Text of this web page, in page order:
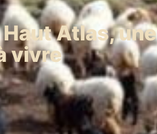
Atlas, une
vivre